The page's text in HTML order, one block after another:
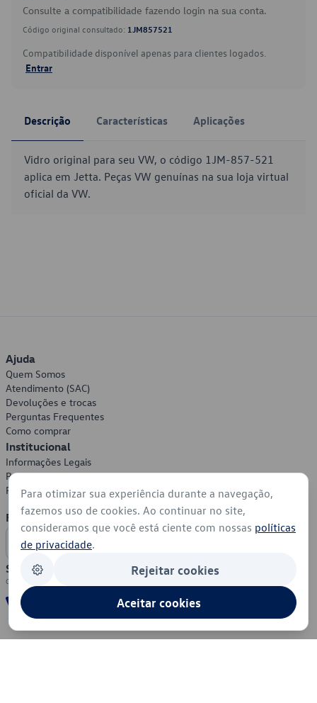
Consulte a compatibilidade fazendo login na sua conta.
Código original consultado: 1JM857521
Compatibilidade disponível apenas para clientes logados.
Entrar
Descrição Características Aplicações
Vidro original para seu VW, o código 1JM-857-521
aplica em Jetta. Peças VW genuínas na sua loja virtual
oficial da VW.
Ajuda
Quem Somos
Atendimento (SAC)
Devoluções e trocas
Perguntas Frequentes
Como comprar
Institucional
Informações Legais
Política de Privacidade
Política de Cookies
Formas de Pagamento
Segurança
Para otimizar sua experiência durante a navegação,
fazemos uso de cookies. Ao continuar no site,
consideramos que você está ciente com nossas políticas
de privacidade.
Rejeitar cookies
Aceitar cookies